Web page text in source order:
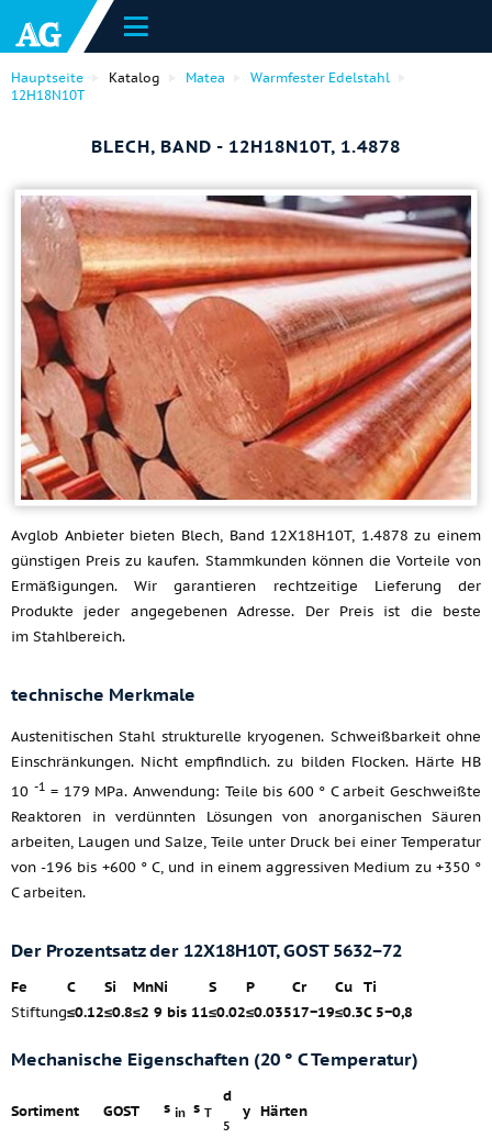
Hauptseite Katalog Matea
Warmfester Edelstahl
12H18N10T
BLECH, BAND - 12H18N10T, 1.4878
Avglob Anbieter bieten Blech, Band 12X18H10T, 1.4878 zu einem
günstigen Preis zu kaufen. Stammkunden können die Vorteile von
Ermäßigungen. Wir garantieren rechtzeitige Lieferung der
Produkte jeder angegebenen Adresse. Der Preis ist die beste
im Stahlbereich.
technische Merkmale
Austenitischen Stahl strukturelle kryogenen. Schweißbarkeit ohne
Einschränkungen. Nicht empfindlich. zu bilden Flocken. Härte HB
10 -1 = 179 MPa. Anwendung: Teile bis 600 ° C arbeit Geschweißte
Reaktoren in verdünnten Lösungen von anorganischen Säuren
arbeiten, Laugen und Salze, Teile unter Druck bei einer Temperatur
von -196 bis +600 ° C, und in einem aggressiven Medium zu +350 °
C arbeiten.
Der Prozentsatz der 12X18H10T, GOST 5632−72
Fe C Si MnNi S P Cr Cu Ti
Stiftung≤0.12≤0.8≤2 9 bis 11≤0.02≤0.03517−19≤0.3C 5−0,8
Mechanische Eigenschaften (20 ° C Temperatur)
Sortiment GOST s in s T
d
5
y Härten